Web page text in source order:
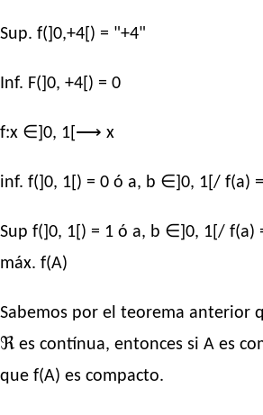
Sup. f(]0,+4[) = "+4"
Inf. F(]0, +4[) = 0
f:x ∈]0, 1[⟶ x
inf. f(]0, 1[) = 0 ó a, b ∈]0, 1[/ f(a)
Sup f(]0, 1[) = 1 ó a, b ∈]0, 1[/ f(a)
máx. f(A)
Sabemos por el teorema
ℜ es contínua, entonces si A es
que f(A) es compacto.